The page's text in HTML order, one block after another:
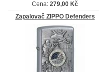
Cena: 279,00 Kč
Zapalovač ZIPPO Defenders